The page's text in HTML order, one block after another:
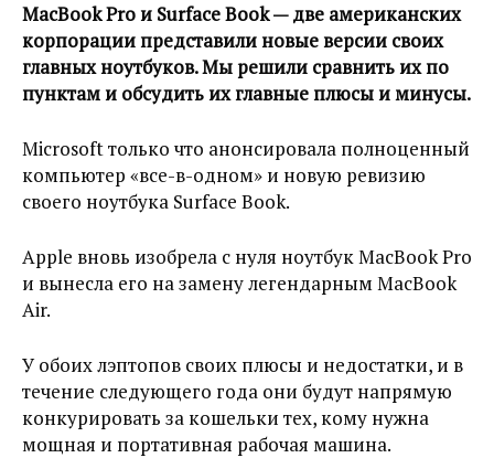
MacBook Pro и Surface Book — две американских
корпорации представили новые версии своих
главных ноутбуков. Мы решили сравнить их по
пунктам и обсудить их главные плюсы и минусы.
Microsoft только что анонсировала полноценный
компьютер «все-в-одном» и новую ревизию
своего ноутбука Surface Book.
Apple вновь изобрела с нуля ноутбук MacBook Pro
и вынесла его на замену легендарным MacBook
Air.
У обоих лэптопов своих плюсы и недостатки, и в
течение следующего года они будут напрямую
конкурировать за кошельки тех, кому нужна
мощная и портативная рабочая машина.